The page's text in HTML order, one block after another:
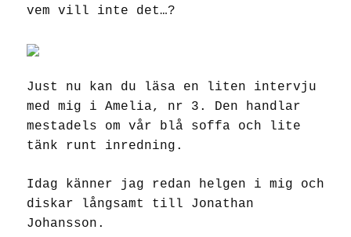
vem vill inte det…?
Just nu kan du läsa en liten intervju
med mig i Amelia, nr 3. Den handlar
mestadels om vår blå soffa och lite
tänk runt inredning.
Idag känner jag redan helgen i mig och
diskar långsamt till Jonathan
Johansson.